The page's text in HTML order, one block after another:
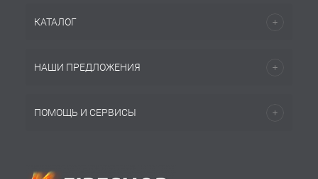
КАТАЛОГ
НАШИ ПРЕДЛОЖЕНИЯ
ПОМОЩЬ И СЕРВИСЫ